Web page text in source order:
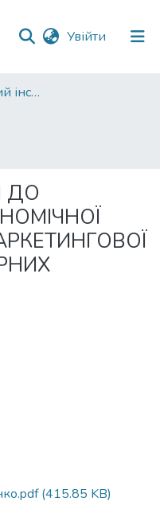
Увійти (current)
Навчально-науковий інститут економіки, управління, права та інформаційних технологій
ДО
(415.85 KB)